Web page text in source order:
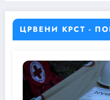
ЦРВЕНИ КРСТ -